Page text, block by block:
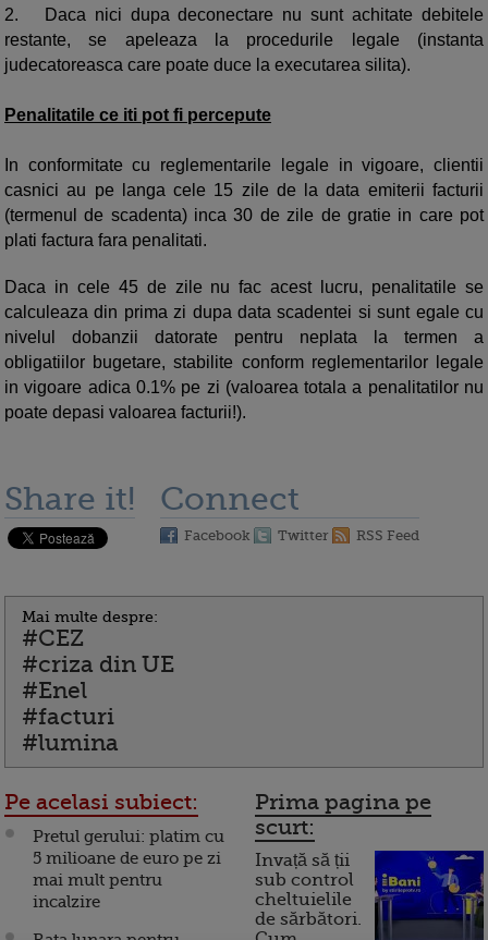
2.
Daca nici dupa deconectare nu sunt achitate debitele
restante, se apeleaza la procedurile legale (instanta
judecatoreasca care poate duce la executarea silita).
Penalitatile ce iti pot fi percepute
In conformitate cu reglementarile legale in vigoare, clientii
casnici au pe langa cele 15 zile de la data emiterii facturii
(termenul de scadenta) inca 30 de zile de gratie in care pot
plati factura fara penalitati.
Daca in cele 45 de zile nu fac acest lucru, penalitatile se
calculeaza din prima zi dupa data scadentei si sunt egale cu
nivelul dobanzii datorate pentru neplata la termen a
obligatiilor bugetare, stabilite conform reglementarilor legale
in vigoare adica 0.1% pe zi (valoarea totala a penalitatilor nu
poate depasi valoarea facturii!).
Share it! Connect
Facebook Twitter RSS Feed
Mai multe despre:
#CEZ
#criza din UE
#Enel
#facturi
#lumina
Pe acelasi subiect:
Pretul gerului: platim cu
5 milioane de euro pe zi
mai mult pentru
incalzire
Prima pagina pe
scurt:
Invață să ții
sub control
cheltuielile
de sărbători.